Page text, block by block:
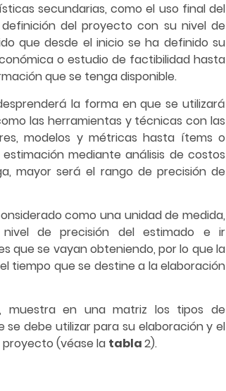
secundarias, como el uso final del
del proyecto con su nivel de
que desde el inicio se ha definido su
o estudio de factibilidad hasta
que se tenga disponible.
la forma en que se utilizará
las herramientas y técnicas con las
modelos y métricas hasta ítems o
mediante análisis de costos
mayor será el rango de precisión de
como una unidad de medida,
de precisión del estimado e ir
que se vayan obteniendo, por lo que la
tiempo que se destine a la elaboración
muestra en una matriz los tipos de
debe utilizar para su elaboración y el
proyecto (véase la tabla2).